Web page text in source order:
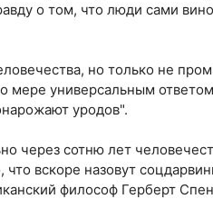
о том, что люди сами
но только не
мере универсальным
уродов".
через сотню лет
вскоре назовут
философ Герберт